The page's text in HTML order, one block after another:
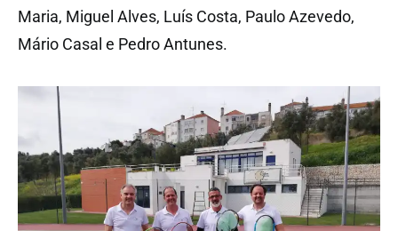
Maria, Miguel Alves, Luís Costa, Paulo Azevedo,
Mário Casal e Pedro Antunes.